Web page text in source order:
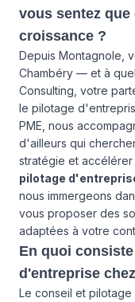
vous sentez
croissance ?
Depuis Montagnole,
Chambéry — et à
Consulting, votre
le pilotage
PME, nous
d'ailleurs qui
stratégie et
pilotage
nous immergeons
vous proposer des
adaptées à votre
En quoi
d'entreprise
Le conseil et